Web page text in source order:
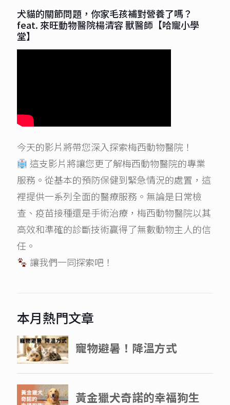
犬貓的關節問題，你家毛孩補對營養了嗎？
feat. 來旺動物醫院楊清容 獸醫師【哈寵小學
堂】
今天的影片將帶您深入探索梅西動物醫院！
這支影片將讓您更了解梅西動物醫院的專業
服務。從基本的預防保健到緊急情況的處置，這
裡提供一系列全面的醫療服務。無論是日常檢
查、疫苗接種還是手術治療，梅西動物醫院以其
高效和準確的診斷技術贏得了無數動物主人的信
任。
讓我們一同探索吧！
本月熱門文章